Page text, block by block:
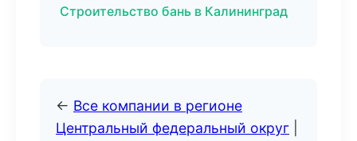
Строительство бань в Калининград
← Все компании в регионе
Центральный федеральный округ